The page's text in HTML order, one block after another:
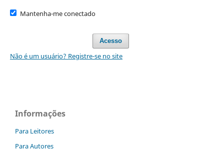
Mantenha-me conectado
Acesso
Não é um usuário? Registre-se no site
Informações
Para Leitores
Para Autores